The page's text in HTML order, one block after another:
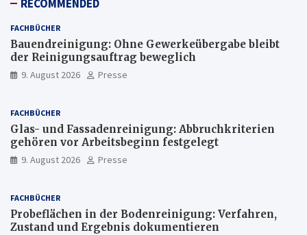
RECOMMENDED
FACHBÜCHER
Bauendreinigung: Ohne Gewerkeübergabe bleibt
der Reinigungsauftrag beweglich
9. August 2026 Presse
FACHBÜCHER
Glas- und Fassadenreinigung: Abbruchkriterien
gehören vor Arbeitsbeginn festgelegt
9. August 2026 Presse
FACHBÜCHER
Probeflächen in der Bodenreinigung: Verfahren,
Zustand und Ergebnis dokumentieren